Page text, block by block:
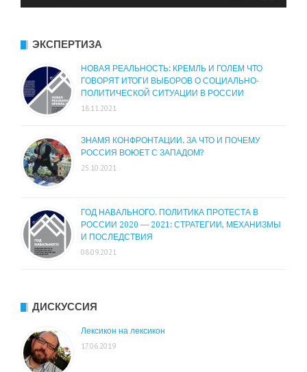
ЭКСПЕРТИЗА
НОВАЯ РЕАЛЬНОСТЬ: КРЕМЛЬ И ГОЛЕМ ЧТО
ГОВОРЯТ ИТОГИ ВЫБОРОВ О СОЦИАЛЬНО-
ПОЛИТИЧЕСКОЙ СИТУАЦИИ В РОССИИ
18.11.2021
ЗНАМЯ КОНФРОНТАЦИИ. ЗА ЧТО И ПОЧЕМУ
РОССИЯ ВОЮЕТ С ЗАПАДОМ?
25.10.2021
ГОД НАВАЛЬНОГО. ПОЛИТИКА ПРОТЕСТА В
РОССИИ 2020 — 2021: СТРАТЕГИИ, МЕХАНИЗМЫ
И ПОСЛЕДСТВИЯ
08.09.2021
ДИСКУССИЯ
Лексикон на лексикон
17.06.2019